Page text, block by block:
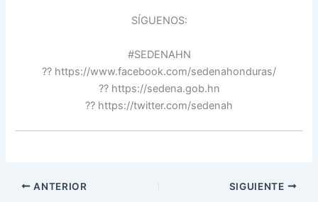
SÍGUENOS:
#SEDENAHN
?? https://www.facebook.com/sedenahonduras/
?? https://sedena.gob.hn
?? https://twitter.com/sedenah
ANTERIOR SIGUIENTE